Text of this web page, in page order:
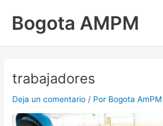
contenido
Bogota AMPM
trabajadores
Deja un comentario / Por Bogota AmPM